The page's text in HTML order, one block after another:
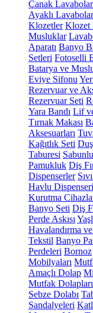
Çanak Lavabolar
Ayaklı Lavabolar
Klozetler Klozet
Musluklar
Aparatı Banyo
Setleri Fotoselli
Batarya ve
Eviye Sifonu
Rezervuar ve
Rezervuar Seti
Yara Bandı Lif
Tırnak Makası
Aksesuarları
Kağıtlık Seti
Taburesi
Pamukluk Diş
Dispenserler
Havlu Dispenseri
Kurutma
Banyo Seti Diş
Perde Askısı
Havalandırma ve
Tekstil Banyo
Perdeleri Bornoz
Mobilyaları
Amaçlı Dolap
Mutfak Dolapları
Sebze Dolabı
Sandalyeleri